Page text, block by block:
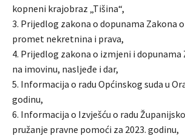
kopneni krajobraz „Tišina“,
3. Prijedlog zakona o dopunama Zakona
promet nekretnina i prava,
4. Prijedlog zakona o izmjeni i dopunama
na imovinu, nasljeđe i dar,
5. Informacija o radu Općinskog suda u
godinu,
6. Informacija o Izvješću o radu
pružanje pravne pomoći za 2023. godinu,